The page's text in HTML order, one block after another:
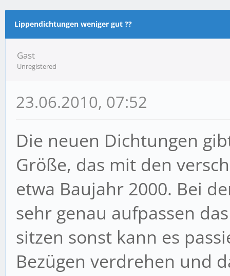
Durchschnitt
Lippendichtungen weniger gut ??
Gast
Unregistered
23.06.2010, 07:52
Die neuen Dichtungen
Größe, das mit den
etwa Baujahr 2000. Bei
sehr genau aufpassen
sitzen sonst kann es
Bezügen verdrehen und